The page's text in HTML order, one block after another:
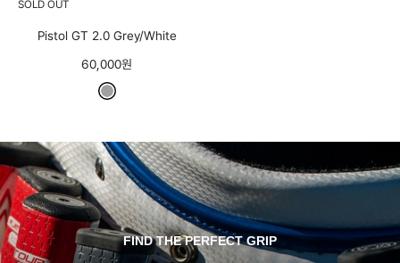
SOLD OUT
Pistol GT 2.0 Grey/White
60,000원
FIND THE PERFECT GRIP